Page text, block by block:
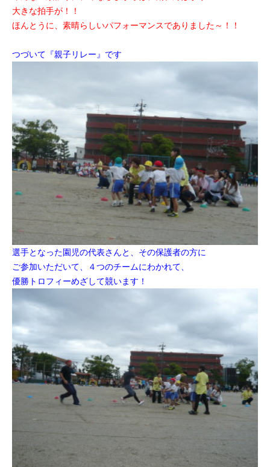
大きな拍手が！！
ほんとうに、素晴らしいパフォーマンスでありました～！！
つづいて『親子リレー』です
選手となった園児の代表さんと、その保護者の方に
ご参加いただいて、
４つのチームにわかれて、
優勝トロフィーめざして競います！